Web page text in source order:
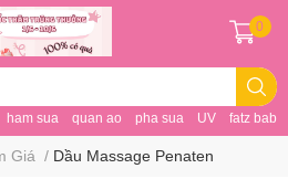
ham sua quan ao pha sua UV fatz baby
0
Giá / Dầu Massage Penaten